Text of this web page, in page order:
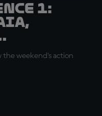
1:
weekend's action